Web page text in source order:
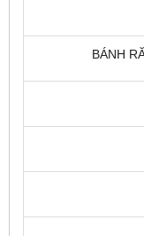
BÁNH